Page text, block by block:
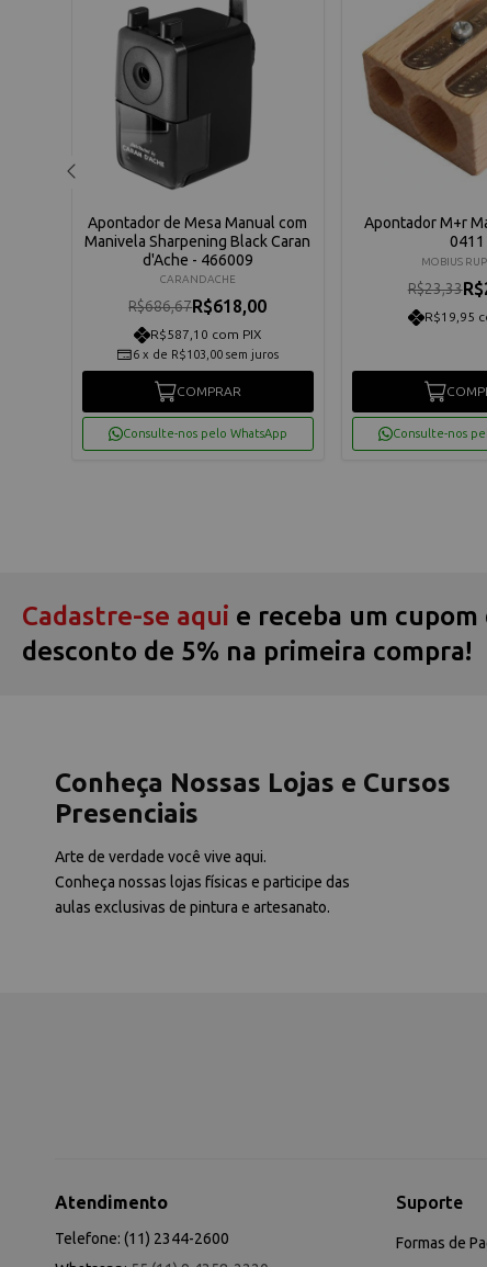
Apontador de Mesa Manual com
Manivela Sharpening Black Caran
d'Ache - 466009
CARANDACHE
R$686,67R$618,00
R$587,10 com PIX
6 x de R$103,00 sem juros
COMPRAR
Consulte-nos pelo WhatsApp
Apontador M+r
0411
MOBIUS
R$23,33
R$19,95
Consulte-nos
Cadastre-se aqui e receba um cupom
desconto de 5% na primeira compra!
Conheça Nossas Lojas e Cursos
Presenciais
Arte de verdade você vive aqui.
Conheça nossas lojas físicas e participe das
aulas exclusivas de pintura e artesanato.
Atendimento
Telefone: (11) 2344-2600
Suporte
Formas de